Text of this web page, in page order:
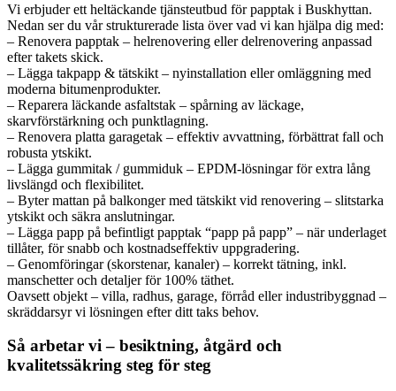
Vi erbjuder ett heltäckande tjänsteutbud för papptak i Buskhyttan.
Nedan ser du vår strukturerade lista över vad vi kan hjälpa dig med:
– Renovera papptak – helrenovering eller delrenovering anpassad
efter takets skick.
– Lägga takpapp & tätskikt – nyinstallation eller omläggning med
moderna bitumenprodukter.
– Reparera läckande asfaltstak – spårning av läckage,
skarvförstärkning och punktlagning.
– Renovera platta garagetak – effektiv avvattning, förbättrat fall och
robusta ytskikt.
– Lägga gummitak / gummiduk – EPDM-lösningar för extra lång
livslängd och flexibilitet.
– Byter mattan på balkonger med tätskikt vid renovering – slitstarka
ytskikt och säkra anslutningar.
– Lägga papp på befintligt papptak “papp på papp” – när underlaget
tillåter, för snabb och kostnadseffektiv uppgradering.
– Genomföringar (skorstenar, kanaler) – korrekt tätning, inkl.
manschetter och detaljer för 100% täthet.
Oavsett objekt – villa, radhus, garage, förråd eller industribyggnad –
skräddarsyr vi lösningen efter ditt taks behov.
Så arbetar vi – besiktning, åtgärd och
kvalitetssäkring steg för steg